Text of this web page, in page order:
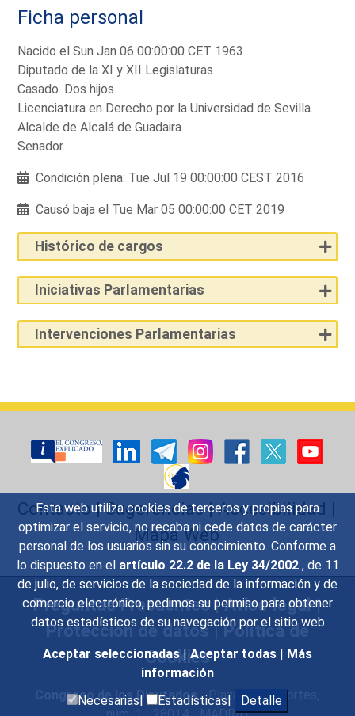
Esta web utiliza cookies de terceros y propias para
optimizar el servicio, no recaba ni cede datos de carácter
personal de los usuarios sin su conocimiento. Conforme a
lo dispuesto en el artículo 22.2 de la Ley 34/2002 , de 11
de julio, de servicios de la sociedad de la información y de
comercio electrónico, pedimos su permiso para obtener
datos estadísticos de su navegación por el sitio web
Aceptar seleccionadas | Aceptar todas | Más
información
Necesarias|
Estadísticas| Detalle
Ficha personal
Nacido el Sun Jan 06 00:00:00 CET 1963
Diputado de la XI y XII Legislaturas
Casado. Dos hijos.
Licenciatura en Derecho por la Universidad de Sevilla.
Alcalde de Alcalá de Guadaira.
Senador.
Condición plena: Tue Jul 19 00:00:00 CEST 2016
Causó baja el Tue Mar 05 00:00:00 CET 2019
Histórico de cargos
Iniciativas Parlamentarias
Intervenciones Parlamentarias
Contacto|Sugerencias|Accesibilidad |
Mapa Web
Preguntas Frecuentes|Aviso legal|
Protección de datos|Política de
Cookies
Congreso de los Diputados- Plaza de las Cortes,